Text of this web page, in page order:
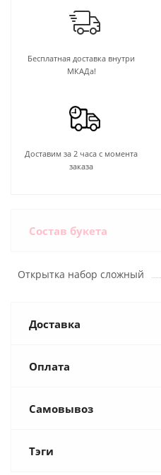
Бесплатная доставка внутри
МКАДа!
Доставим за 2 часа с момента
заказа
Состав букета
Открытка набор сложный
Доставка
Оплата
Самовывоз
Тэги